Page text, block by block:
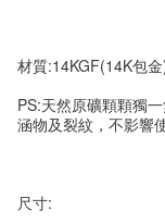
材質:14KGF(14K包
PS:天然原礦顆顆獨
涵物及裂紋，不影響
尺寸: